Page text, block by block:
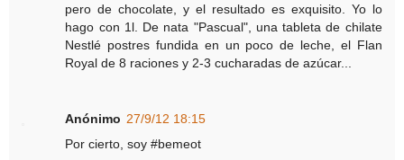
pero de chocolate, y el resultado es exquisito. Yo lo
hago con 1l. De nata "Pascual", una tableta de chilate
Nestlé postres fundida en un poco de leche, el Flan
Royal de 8 raciones y 2-3 cucharadas de azúcar...
Anónimo 27/9/12 18:15
Por cierto, soy #bemeot